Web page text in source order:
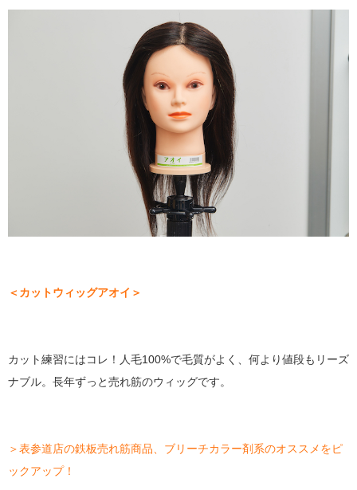
＜カットウィッグアオイ＞
カット練習にはコレ！人毛100%で毛質がよく、何より値段もリーズ
ナブル。長年ずっと売れ筋のウィッグです。
＞表参道店の鉄板売れ筋商品、ブリーチカラー剤系のオススメをピ
ックアップ！